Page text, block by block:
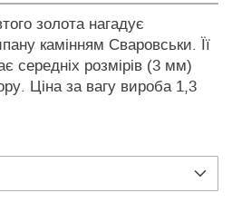
золота нагадує
камінням Сваровськи. Її
середніх розмірів (3 мм)
Ціна за вагу вироба 1,3